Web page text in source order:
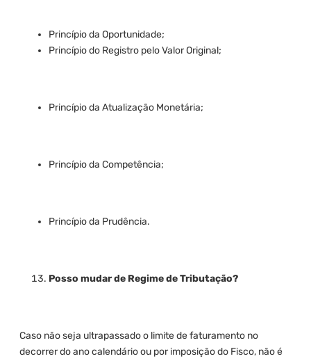
Princípio da Oportunidade;
Princípio do Registro pelo Valor Original;
Princípio da Atualização Monetária;
Princípio da Competência;
Princípio da Prudência.
Posso mudar de Regime de Tributação?
Caso não seja ultrapassado o limite de faturamento no
decorrer do ano calendário ou por imposição do Fisco, não é